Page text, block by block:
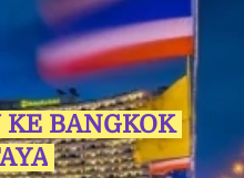
BANGKOK